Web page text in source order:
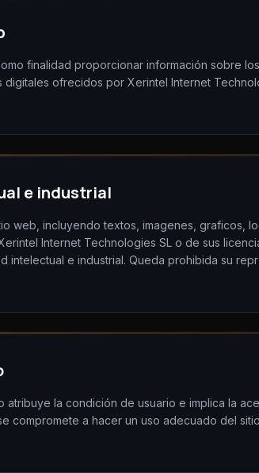
finalidad proporcionar información sobre
ofrecidos por Xerintel Internet
e industrial
web, incluyendo textos, imagenes, graficos,
Internet Technologies SL o de sus
intelectual e industrial. Queda prohibida su
atribuye la condición de usuario e implica la
compromete a hacer un uso adecuado del